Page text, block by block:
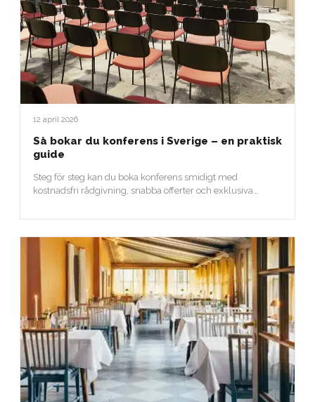
12 april 2026
Så bokar du konferens i Sverige – en praktisk
guide
Steg för steg kan du boka konferens smidigt med
kostnadsfri rådgivning, snabba offerter och exklusiva